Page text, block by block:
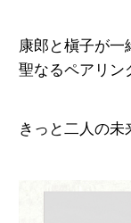
康郎と槇子が一
聖なるペアリン
きっと二人の